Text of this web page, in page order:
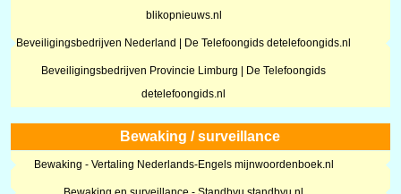
blikopnieuws.nl
Beveiligingsbedrijven Nederland | De Telefoongids detelefoongids.nl
Beveiligingsbedrijven Provincie Limburg | De Telefoongids
detelefoongids.nl
Bewaking / surveillance
Bewaking - Vertaling Nederlands-Engels mijnwoordenboek.nl